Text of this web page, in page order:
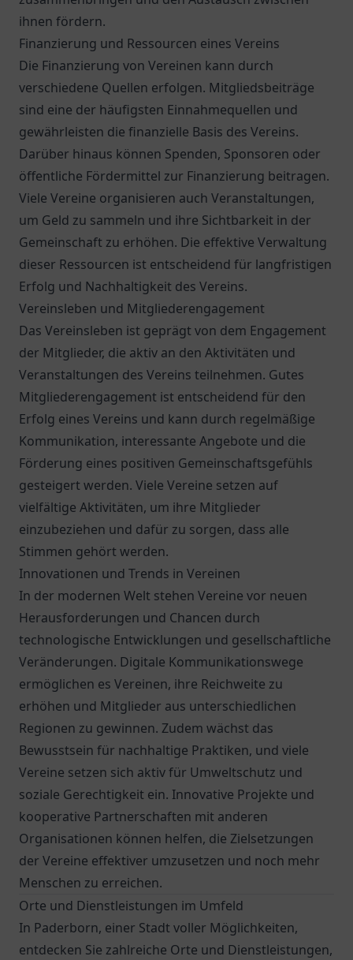
ihnen fördern.
Finanzierung und Ressourcen eines Vereins
Die Finanzierung von Vereinen kann durch
verschiedene Quellen erfolgen. Mitgliedsbeiträge
sind eine der häufigsten Einnahmequellen und
gewährleisten die finanzielle Basis des Vereins.
Darüber hinaus können Spenden, Sponsoren oder
öffentliche Fördermittel zur Finanzierung beitragen.
Viele Vereine organisieren auch Veranstaltungen,
um Geld zu sammeln und ihre Sichtbarkeit in der
Gemeinschaft zu erhöhen. Die effektive Verwaltung
dieser Ressourcen ist entscheidend für langfristigen
Erfolg und Nachhaltigkeit des Vereins.
Vereinsleben und Mitgliederengagement
Das Vereinsleben ist geprägt von dem Engagement
der Mitglieder, die aktiv an den Aktivitäten und
Veranstaltungen des Vereins teilnehmen. Gutes
Mitgliederengagement ist entscheidend für den
Erfolg eines Vereins und kann durch regelmäßige
Kommunikation, interessante Angebote und die
Förderung eines positiven Gemeinschaftsgefühls
gesteigert werden. Viele Vereine setzen auf
vielfältige Aktivitäten, um ihre Mitglieder
einzubeziehen und dafür zu sorgen, dass alle
Stimmen gehört werden.
Innovationen und Trends in Vereinen
In der modernen Welt stehen Vereine vor neuen
Herausforderungen und Chancen durch
technologische Entwicklungen und gesellschaftliche
Veränderungen. Digitale Kommunikationswege
ermöglichen es Vereinen, ihre Reichweite zu
erhöhen und Mitglieder aus unterschiedlichen
Regionen zu gewinnen. Zudem wächst das
Bewusstsein für nachhaltige Praktiken, und viele
Vereine setzen sich aktiv für Umweltschutz und
soziale Gerechtigkeit ein. Innovative Projekte und
kooperative Partnerschaften mit anderen
Organisationen können helfen, die Zielsetzungen
der Vereine effektiver umzusetzen und noch mehr
Menschen zu erreichen.
Orte und Dienstleistungen im Umfeld
In Paderborn, einer Stadt voller Möglichkeiten,
entdecken Sie zahlreiche Orte und Dienstleistungen,